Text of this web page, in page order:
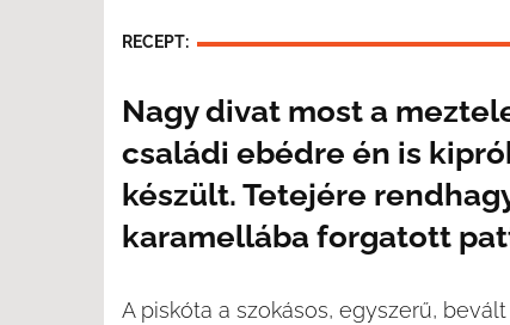
RECEPT:
Nagy divat most a
családi ebédre én is
készült. Tetejére
karamellába forgatott
A piskóta a szokásos, egyszerű,